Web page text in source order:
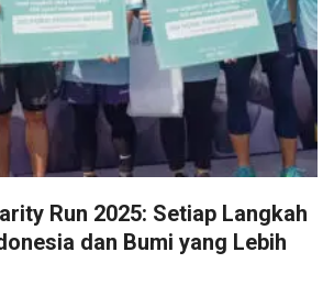
Run 2025: Setiap Langkah
dan Bumi yang Lebih